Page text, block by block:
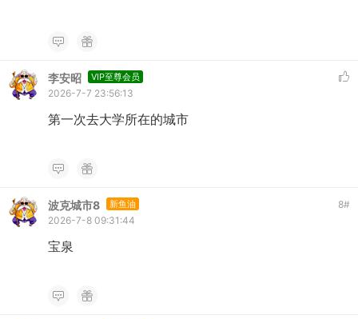
李安昭 VIP至尊会员
2026-7-7 23:56:13
第一次去大学所在的城市
波克城市8 新鱼油 8#
2026-7-8 09:31:44
宝泉